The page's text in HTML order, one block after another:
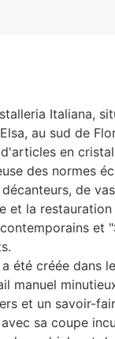
Italiana,
au sud de
en
des normes
de
et la
et
été créée dans
manuel
et un savoir-
sa coupe